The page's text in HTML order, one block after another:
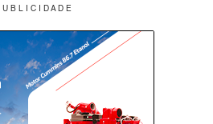
U B L I C I D A D E